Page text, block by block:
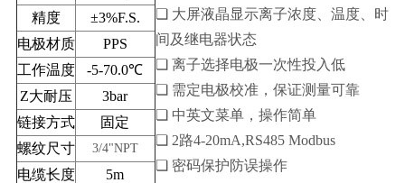
精度
±3%F.S.
电极材质
PPS
工作温度
-5-70.0℃
Z大耐压
3bar
链接方式
固定
螺纹尺寸
3/4"NPT
电缆长度 5m
❏ 大屏液晶显示离子浓度、温度、时
间及继电器状态
❏ 离子选择电极一次性投入低
❏ 需定电极校准，保证测量可靠
❏ 中英文菜单，操作简单
❏ 2路4-20mA,RS485 Modbus
❏ 密码保护防误操作